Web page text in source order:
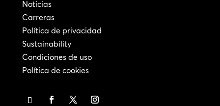
Noticias
Carreras
Política de privacidad
Sustainability
Condiciones de uso
Política de cookies